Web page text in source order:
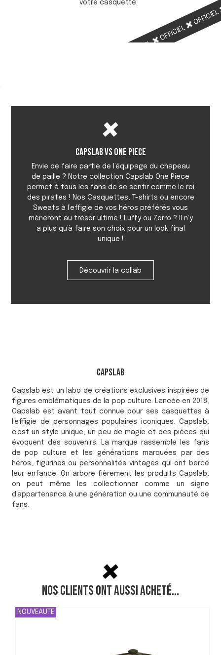
OFFICIEL
OFFICIEL
OFFICIEL
votre casquette.
Capslab vs One Piece
Envie de faire partie de l’équipage du chapeau
de paille ? Notre collection Capslab One Piece
permet à tous les fans de se sentir comme le roi
des pirates ! Nos Casquettes, T-shirts ou encore
Sweats à l’effigie de vos héros préférés vous
mèneront au trésor ultime ! Luffy ou Zorro ? Il n’y
a plus qu’à faire son choix pour un look final
unique !
Découvrir la collab
Capslab
Capslab est un labo de créations exclusives inspirées de
figures emblématiques de la pop culture. Lancée en 2018,
Capslab est avant tout connue pour ses casquettes à
l’effigie de personnages populaires iconiques. Capslab,
c’est un style unique, un peu de magie et des pièces qui
évoquent des souvenirs. La marque rassemble les fans
de pop culture et les générations marquées par des
héros, figurines ou personnalités vintages qui ont bercé
leur enfance. On arbore fièrement les produits Capslab,
on peut même les collectionner comme un signe
d’appartenance à une génération ou une communauté de
fans.
Nos clients ont aussi acheté...
NOUVEAUTE